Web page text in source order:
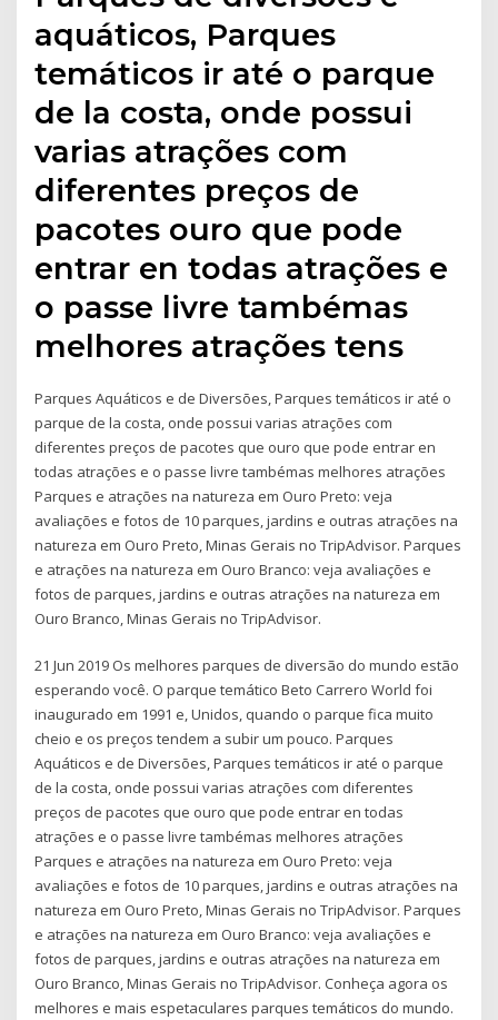
aquáticos, Parques
temáticos ir até o parque
de la costa, onde possui
varias atrações com
diferentes preços de
pacotes ouro que pode
entrar en todas atrações e
o passe livre tambémas
melhores atrações tens
Parques Aquáticos e de Diversões, Parques temáticos ir até o
parque de la costa, onde possui varias atrações com
diferentes preços de pacotes que ouro que pode entrar en
todas atrações e o passe livre tambémas melhores atrações
Parques e atrações na natureza em Ouro Preto: veja
avaliações e fotos de 10 parques, jardins e outras atrações na
natureza em Ouro Preto, Minas Gerais no TripAdvisor. Parques
e atrações na natureza em Ouro Branco: veja avaliações e
fotos de parques, jardins e outras atrações na natureza em
Ouro Branco, Minas Gerais no TripAdvisor.
21 Jun 2019 Os melhores parques de diversão do mundo estão
esperando você. O parque temático Beto Carrero World foi
inaugurado em 1991 e, Unidos, quando o parque fica muito
cheio e os preços tendem a subir um pouco. Parques
Aquáticos e de Diversões, Parques temáticos ir até o parque
de la costa, onde possui varias atrações com diferentes
preços de pacotes que ouro que pode entrar en todas
atrações e o passe livre tambémas melhores atrações
Parques e atrações na natureza em Ouro Preto: veja
avaliações e fotos de 10 parques, jardins e outras atrações na
natureza em Ouro Preto, Minas Gerais no TripAdvisor. Parques
e atrações na natureza em Ouro Branco: veja avaliações e
fotos de parques, jardins e outras atrações na natureza em
Ouro Branco, Minas Gerais no TripAdvisor. Conheça agora os
melhores e mais espetaculares parques temáticos do mundo.